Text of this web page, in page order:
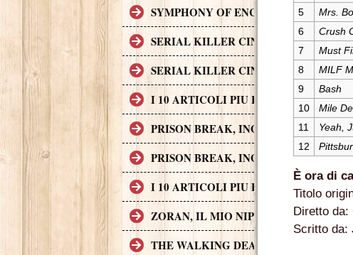
SYMPHONY OF ENCHANTED LANDS
SERIAL KILLER CINEMATOGRAFICI
SERIAL KILLER CINEMATOGRAFICI
I 10 ARTICOLI PIU LETTI SUL SITO
PRISON BREAK, INGEGNO, AZIONE,
PRISON BREAK, INGEGNO, AZIONE,
I 10 ARTICOLI PIU LETTI SUL SITO
ZORAN, IL MIO NIPOTE SCEMO.
THE WALKING DEAD
5
Mrs.
6
Crush
7
Must
8
MILF
9
Bash
10
Mile
11
Yeah,
12
È ora di
Titolo
Diretto da:
Scritto da: